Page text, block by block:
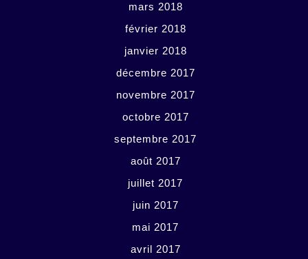
mars 2018
février 2018
janvier 2018
décembre 2017
novembre 2017
octobre 2017
septembre 2017
août 2017
juillet 2017
juin 2017
mai 2017
avril 2017